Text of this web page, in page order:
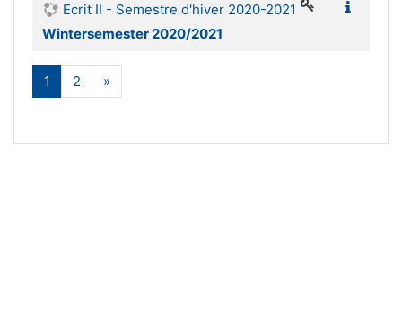
Ecrit II - Semestre d'hiver 2020-2021
Wintersemester 2020/2021
1 (aktuell)
2 »